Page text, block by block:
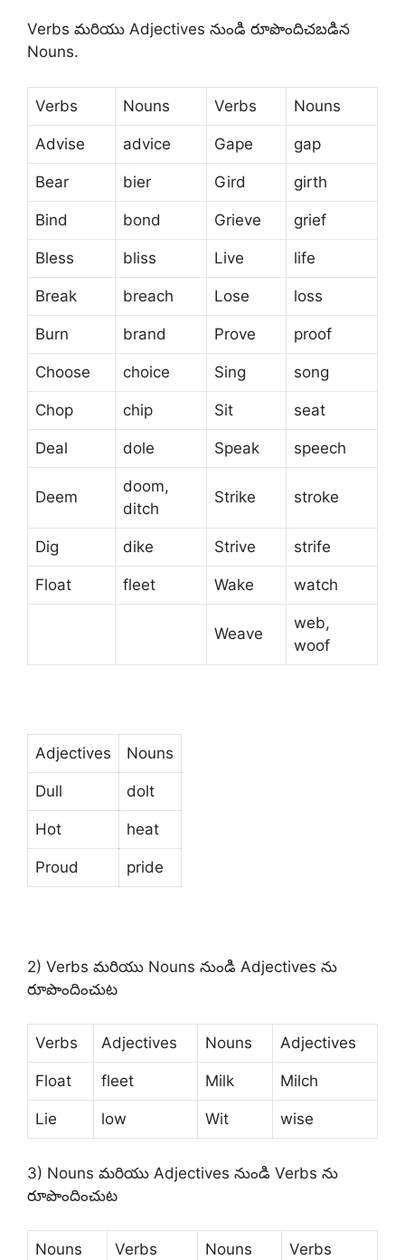
Verbs మరియు Adjectives నుండి రూపొందిచబడిన
Nouns.
Verbs Nouns Verbs Nouns
Advise advice Gape gap
Bear bier Gird girth
Bind bond Grieve grief
Bless bliss Live life
Break breach Lose loss
Burn brand Prove proof
Choose choice Sing song
Chop chip Sit seat
Deal dole Speak speech
Deem
doom,
ditch
Strike stroke
Dig dike Strive strife
Float fleet Wake watch
Weave
web,
woof
Adjectives Nouns
Dull dolt
Hot heat
Proud pride
2) Verbs మరియు Nouns నుండి Adjectives ను
రూపొందించుట
Verbs Adjectives Nouns Adjectives
Float fleet Milk Milch
Lie low Wit wise
3) Nouns మరియు Adjectives నుండి Verbs ను
రూపొందించుట
Nouns Verbs Nouns Verbs